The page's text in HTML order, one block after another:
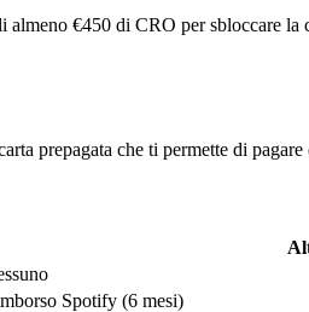
€450 di CRO per sbloccare
prepagata che ti permette di
Spotify (6 mesi)